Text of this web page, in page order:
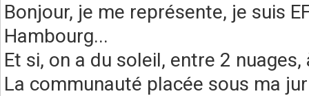
Bonjour, je me représente, je suis
Hambourg...
Et si, on a du soleil, entre 2
La communauté placée sous ma